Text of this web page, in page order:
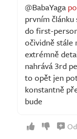
@BabaYaga
prvním článku
do first-
očividně stále
extrémně
nahrává 3rd
to opět jen
konstantně
bude